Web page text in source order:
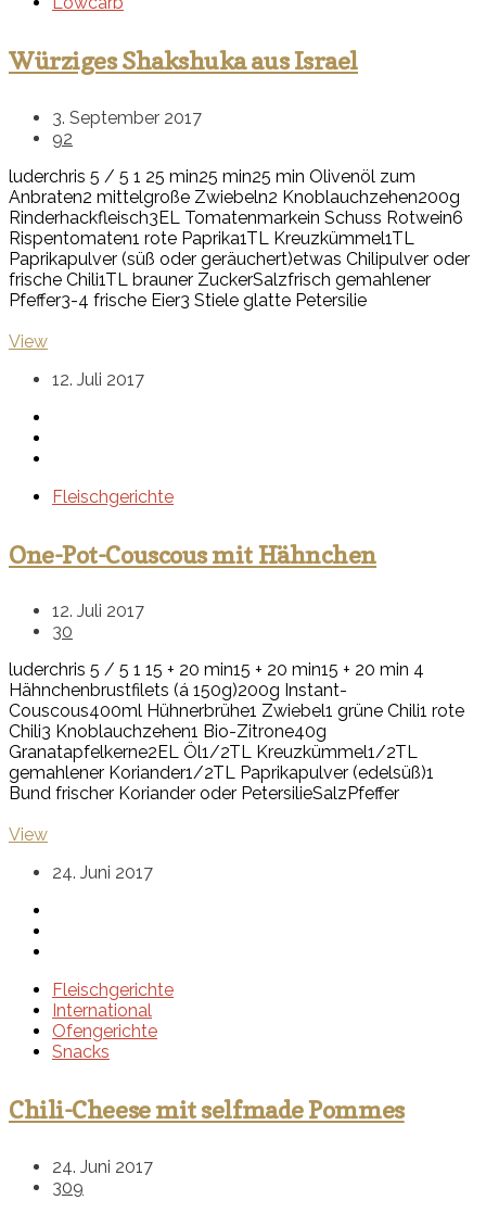
Würziges Shakshuka aus Israel
3. September 2017
92
luderchris 5 / 5 1 25 min25 min25 min Olivenöl zum
Anbraten2 mittelgroße Zwiebeln2 Knoblauchzehen200g
Rinderhackfleisch3EL Tomatenmarkein Schuss Rotwein6
Rispentomaten1 rote Paprika1TL Kreuzkümmel1TL
Paprikapulver (süß oder geräuchert)etwas Chilipulver oder
frische Chili1TL brauner ZuckerSalzfrisch gemahlener
Pfeffer3-4 frische Eier3 Stiele glatte Petersilie
View
12. Juli 2017
Fleischgerichte
One-Pot-Couscous mit Hähnchen
12. Juli 2017
30
luderchris 5 / 5 1 15 + 20 min15 + 20 min15 + 20 min 4
Hähnchenbrustfilets (á 150g)200g Instant-
Couscous400ml Hühnerbrühe1 Zwiebel1 grüne Chili1 rote
Chili3 Knoblauchzehen1 Bio-Zitrone40g
Granatapfelkerne2EL Öl1/2TL Kreuzkümmel1/2TL
gemahlener Koriander1/2TL Paprikapulver (edelsüß)1
Bund frischer Koriander oder PetersilieSalz Pfeffer
View
24. Juni 2017
Fleischgerichte
International
Ofengerichte
Snacks
Chili-Cheese mit selfmade Pommes
24. Juni 2017
309